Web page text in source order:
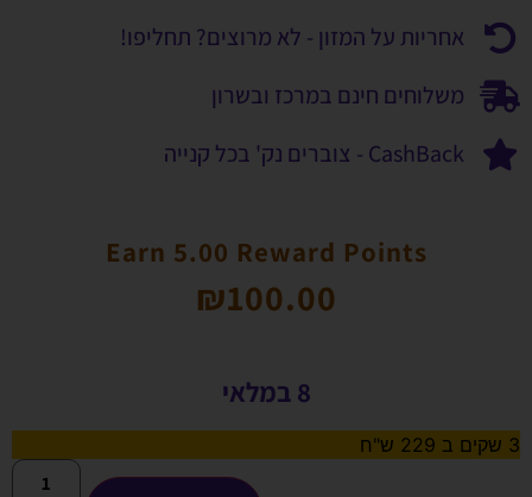
אחריות על המזון - לא מרוצים? תחליפו!
משלוחים חינם במרכז ובשרון
CashBack - צוברים נק' בכל קנייה
Earn 5.00 Reward Points
₪100.00
8 במלאי
3 שקים ב 229 ש"ח